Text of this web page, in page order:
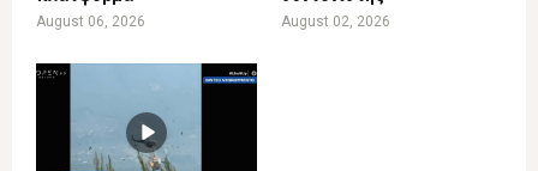
August 06, 2026 August 02, 2026